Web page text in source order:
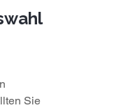
Sie